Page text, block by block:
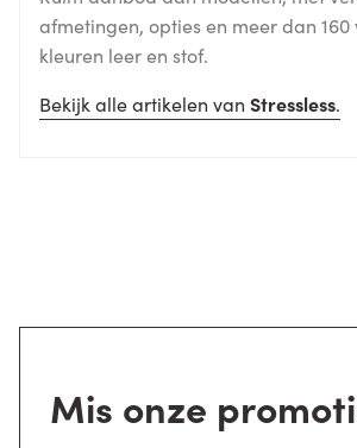
afmetingen, opties en meer dan
kleuren leer en stof.
Bekijk alle artikelen van Stressless.
Mis onze